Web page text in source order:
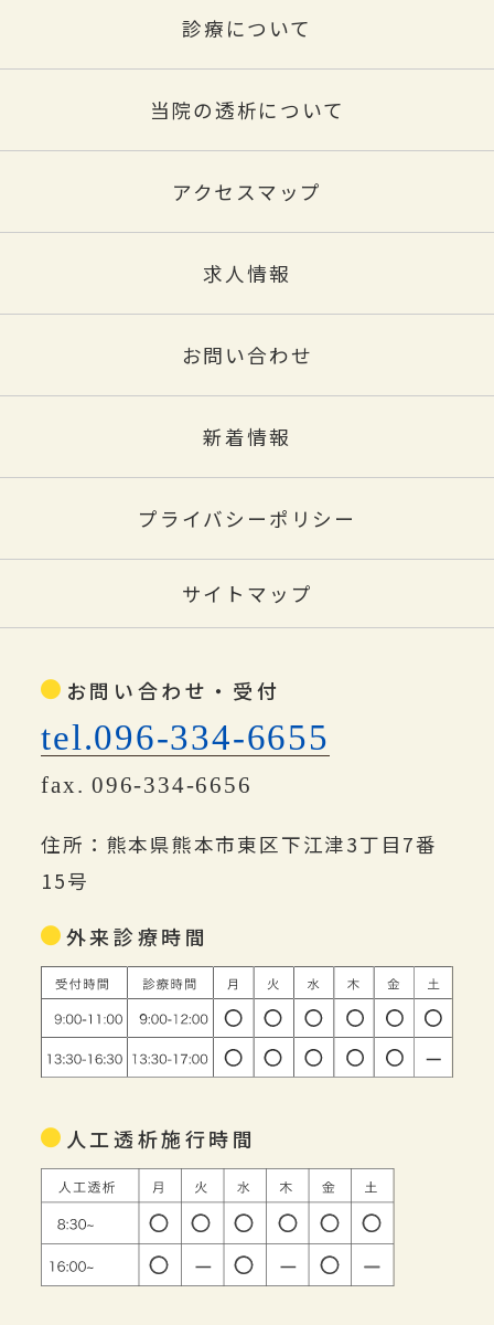
診療について
当院の透析について
アクセスマップ
求人情報
お問い合わせ
新着情報
プライバシーポリシー
サイトマップ
お問い合わせ・受付
tel.096-334-6655
fax. 096-334-6656
住所：熊本県熊本市東区下江津3丁目7番
15号
外来診療時間
人工透析施行時間